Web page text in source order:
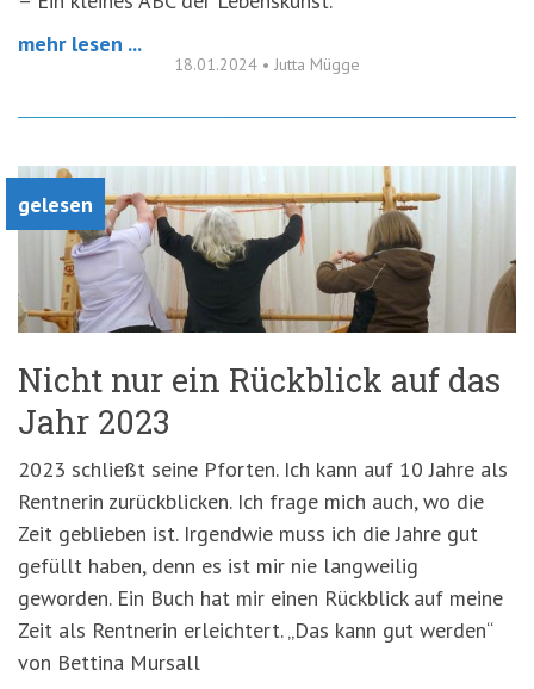
mehr lesen ...
18.01.2024 • Jutta Mügge
gelesen
Nicht nur ein Rückblick auf das
Jahr 2023
2023 schließt seine Pforten. Ich kann auf 10 Jahre als
Rentnerin zurückblicken. Ich frage mich auch, wo die
Zeit geblieben ist. Irgendwie muss ich die Jahre gut
gefüllt haben, denn es ist mir nie langweilig
geworden. Ein Buch hat mir einen Rückblick auf meine
Zeit als Rentnerin erleichtert. „Das kann gut werden“
von Bettina Mursall